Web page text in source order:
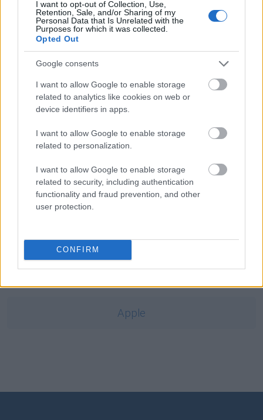
I want to opt-out of Collection, Use,
Retention, Sale, and/or Sharing of my
Personal Data that Is Unrelated with the
Purposes for which it was collected.
Opted Out
Google consents
I want to allow Google to enable storage
related to analytics like cookies on web or
device identifiers in apps.
I want to allow Google to enable storage
related to personalization.
I want to allow Google to enable storage
related to security, including authentication
functionality and fraud prevention, and other
user protection.
CONFIRM
Kaszub
Pas Biblijny
edykuł
samoczwart
San Marino
baron
Apple